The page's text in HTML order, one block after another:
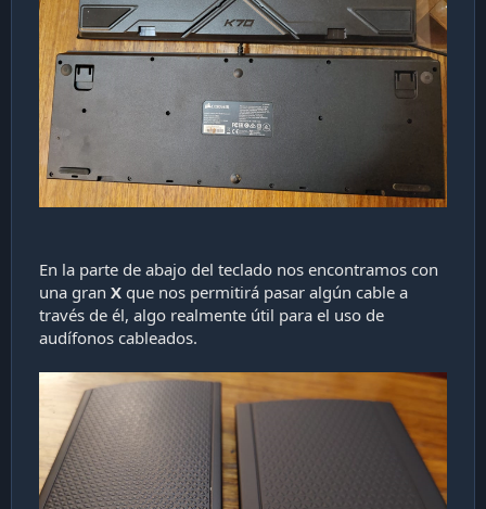
En la parte de abajo del teclado nos encontramos con
una gran X que nos permitirá pasar algún cable a
través de él, algo realmente útil para el uso de
audífonos cableados.